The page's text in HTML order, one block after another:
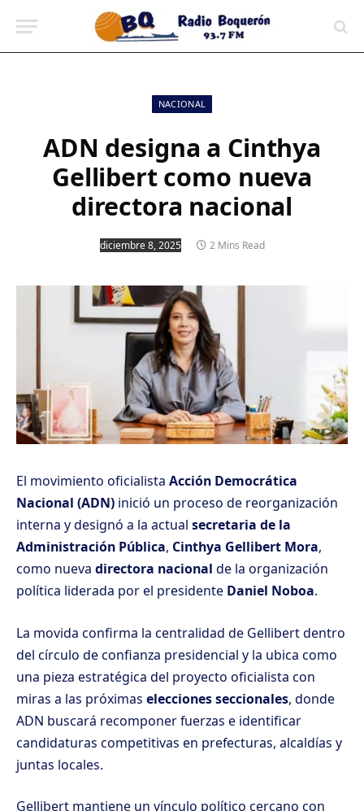
NACIONAL
ADN designa a Cinthya
Gellibert como nueva
directora nacional
diciembre 8, 2025 2 Mins Read
El movimiento oficialista Acción Democrática
Nacional (ADN) inició un proceso de reorganización
interna y designó a la actual secretaria de la
Administración Pública, Cinthya Gellibert Mora,
como nueva directora nacional de la organización
política liderada por el presidente Daniel Noboa.
La movida confirma la centralidad de Gellibert dentro
del círculo de confianza presidencial y la ubica como
una pieza estratégica del proyecto oficialista con
miras a las próximas elecciones seccionales, donde
ADN buscará recomponer fuerzas e identificar
candidaturas competitivas en prefecturas, alcaldías y
juntas locales.
Gellibert mantiene un vínculo político cercano con